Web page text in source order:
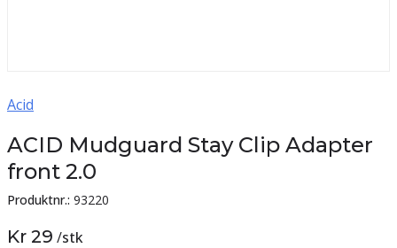
Acid
ACID Mudguard Stay Clip Adapter
front 2.0
Produktnr.: 93220
Kr 29 /stk